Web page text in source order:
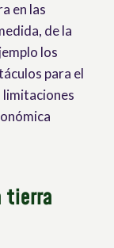
en las
de la
los
para el
limitaciones
tierra